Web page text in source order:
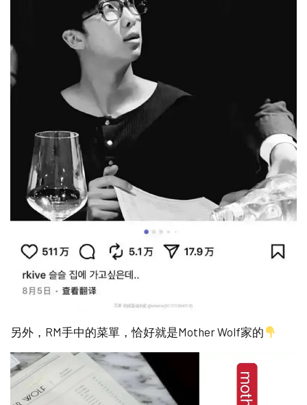
另外，RM手中的菜單，恰好就是Mother Wolf家的